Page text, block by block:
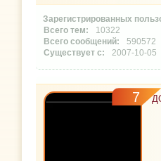
10322
590572
2007-10-05
7